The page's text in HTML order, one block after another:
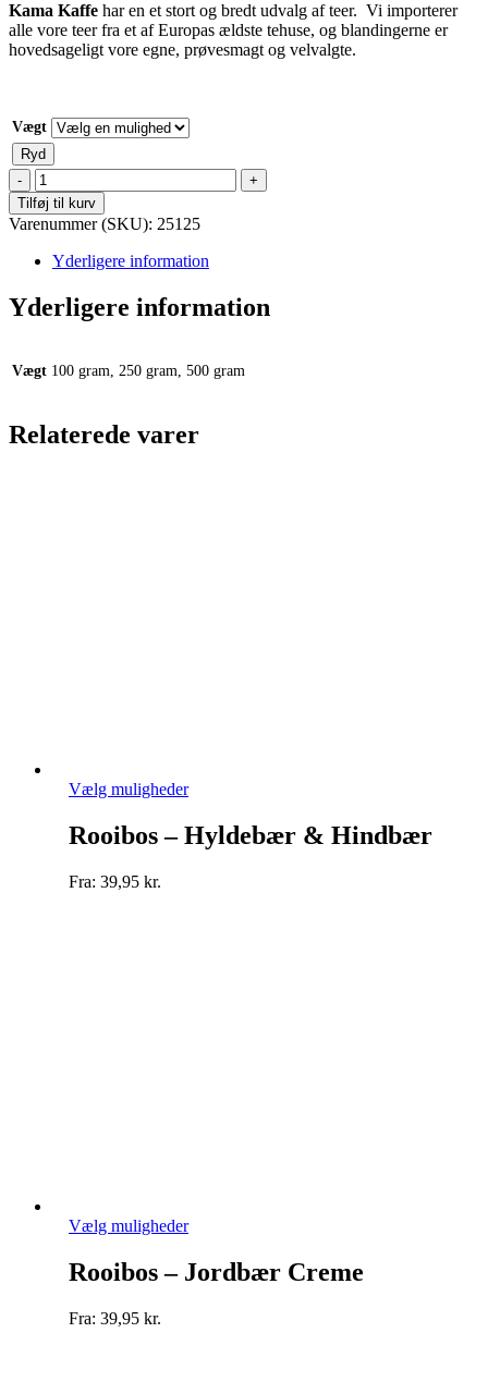
Kama Kaffe har en et stort og bredt udvalg af teer. Vi importerer
alle vore teer fra et af Europas ældste tehuse, og blandingerne er
hovedsageligt vore egne, prøvesmagt og velvalgte.
Vægt
Ryd
Rooibos
-
Johannesbær
antal
Tilføj til kurv
Varenummer (SKU): 25125
Yderligere information
Yderligere information
Vægt 100 gram, 250 gram, 500 gram
Relaterede varer
Vælg mulighederDette
har
flere
Rooibos – Hyldebær & Hindbær
Fra: 39,95 kr.
Vælg mulighederDette
har
flere
Rooibos – Jordbær Creme
Fra: 39,95 kr.